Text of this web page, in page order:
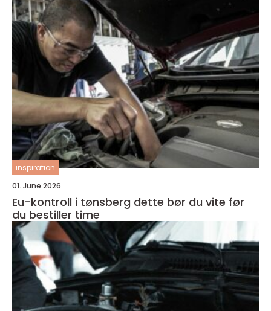
inspiration
01. June 2026
Eu-kontroll i tønsberg dette bør du vite før
du bestiller time